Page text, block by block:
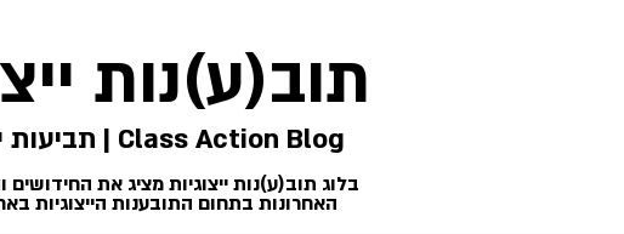
תוב(ע)נות
Class Action Blog | תביעות ייצוגיות
בלוג תוב(ע)נות ייצוגיות מציג את החידושים
האחרונות בתחום התובענות הייצוגיות